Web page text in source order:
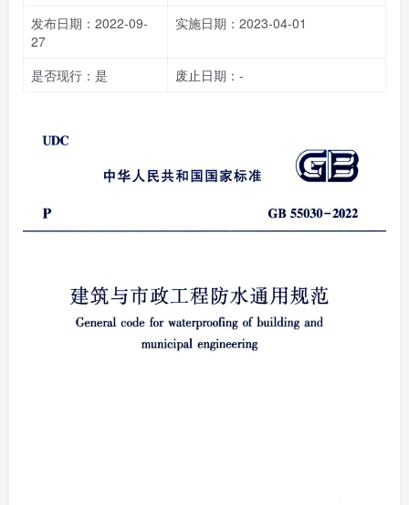
发布日期：2022-09-
27
实施日期：2023-04-01
是否现行：是 废止日期：-